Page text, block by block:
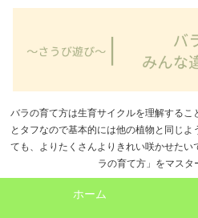
バラの育て方は生育サイクルを理解するこ
とタフなので基本的には他の植物と同じ
ても、よりたくさんよりきれい咲かせた
ラの育て方」をマスタ
ホーム